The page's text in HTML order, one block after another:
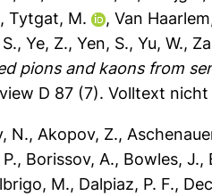
, Tytgat, M. , Van
, Ye, Z., Yen, S., Yu, W.,
pions and kaons from
D 87 (7). Volltext
N., Akopov, Z.,
, Borissov, A., Bowles, J.,
M., Dalpiaz, P. F.,